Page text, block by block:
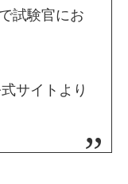
試験官にお
サイトより